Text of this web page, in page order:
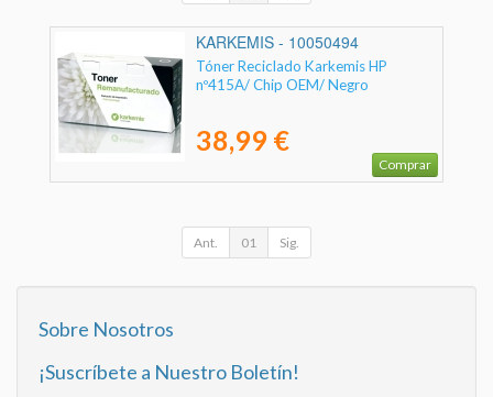
KARKEMIS - 10050494
Tóner Reciclado Karkemis HP
nº415A/ Chip OEM/ Negro
38,99 €
Comprar
Ant. 01 Sig.
Sobre Nosotros
¡Suscríbete a Nuestro Boletín!